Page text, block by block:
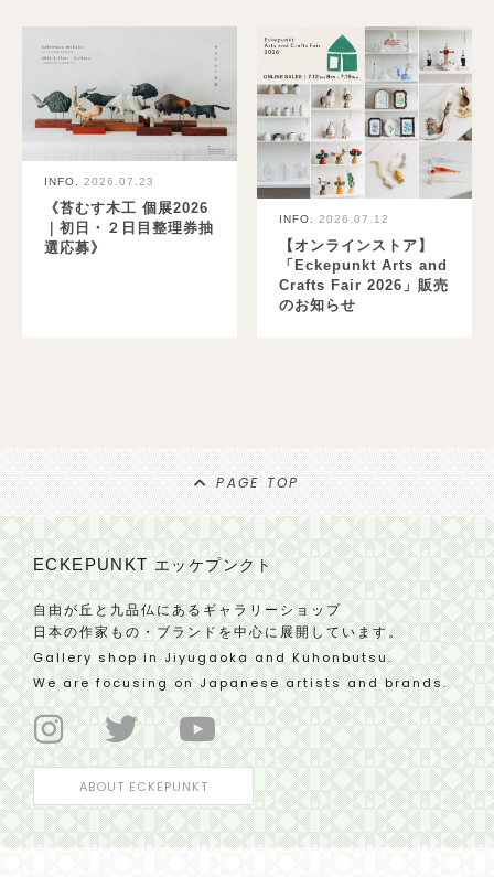
INFO. 2026.07.23
《苔むす木工 個展2026
｜初日・２日目整理券抽
選応募》
INFO. 2026.07.12
【オンラインストア】
「Eckepunkt Arts and
Crafts Fair 2026」販売
のお知らせ
PAGE TOP
ECKEPUNKTエッケプンクト
自由が丘と九品仏にあるギャラリーショップ
日本の作家もの・ブランドを中心に展開しています。
Gallery shop in Jiyugaoka and Kuhonbutsu.
We are focusing on Japanese artists and brands.
ABOUT ECKEPUNKT